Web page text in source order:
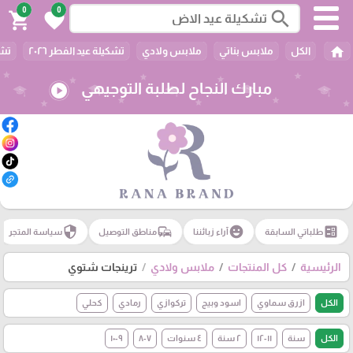
search
0
favorite
0
shopping_cart
home الكل ملابس بناتي ملابس ولادي تشكيلة عيد الفطر ٢٠٢٦
مبارك النجاح لطلبة التوجيهي play_circle
ballotطلباتي السابقة emoji_emotionsآراء زبائننا commuteمناطق التوصيل securityسياسة المتجر
الرئيسية كل المنتجات ملابس ولادي ترينجات شتوي
الكل ازرق سماوي اسود وبيج تركوازي رمادي كحلي
الكل سنة ١١-١٢ ٢ سنة ٤ سنوات ٧-٨ ٩-١٠